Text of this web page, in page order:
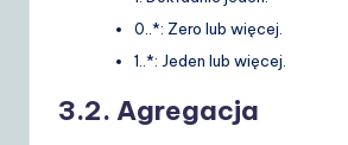
0..*: Zero lub więcej.
1..*: Jeden lub więcej.
3.2. Agregacja